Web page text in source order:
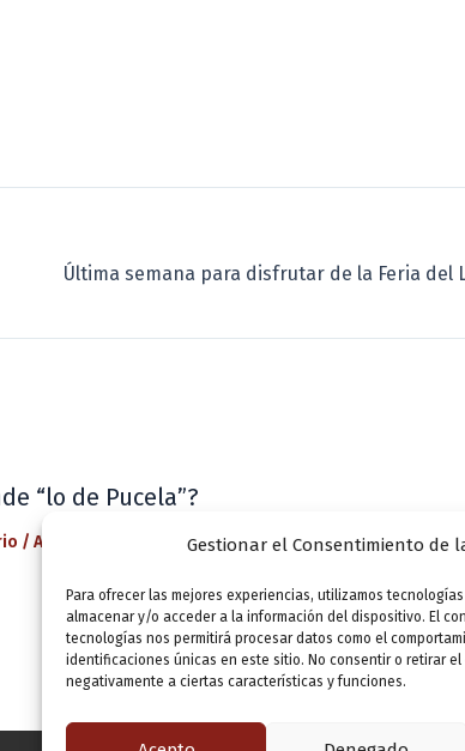
Gestionar el Consentimiento de
Para ofrecer las mejores experiencias, utilizamos
almacenar y/o acceder a la información del dispositivo. El
tecnologías nos permitirá procesar datos como el
identificaciones únicas en este sitio. No consentir o retirar
negativamente a ciertas características y funciones.
“lo de Pucela”?
/ Actualidad VLLensutinta